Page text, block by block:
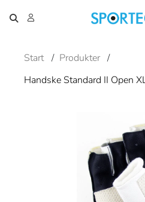
Start / Produkter /
Handske Standard II Open